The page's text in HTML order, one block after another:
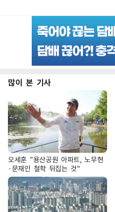
많이 본 기사
오세훈 "용산공원 아파트, 노무현
·문재인 철학 뒤집는 것"